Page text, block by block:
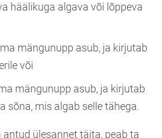
häälikuga algava või lõppeva
mängunupp asub, ja kirjutab
või
mängunupp asub, ja kirjutab
sõna, mis algab selle tähega.
antud ülesannet täita, peab ta